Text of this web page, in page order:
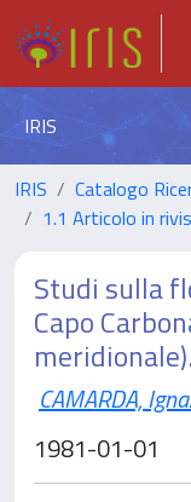
IRIS
IRIS Catalogo
1.1 Articolo in
Studi sulla
Capo
CAMARDA,
1981-01-01